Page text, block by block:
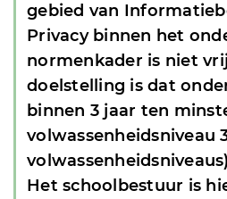
gebied van
Privacy binnen het
normenkader is niet
doelstelling is dat
binnen 3 jaar ten
volwassenheidsniveau
Het schoolbestuur is